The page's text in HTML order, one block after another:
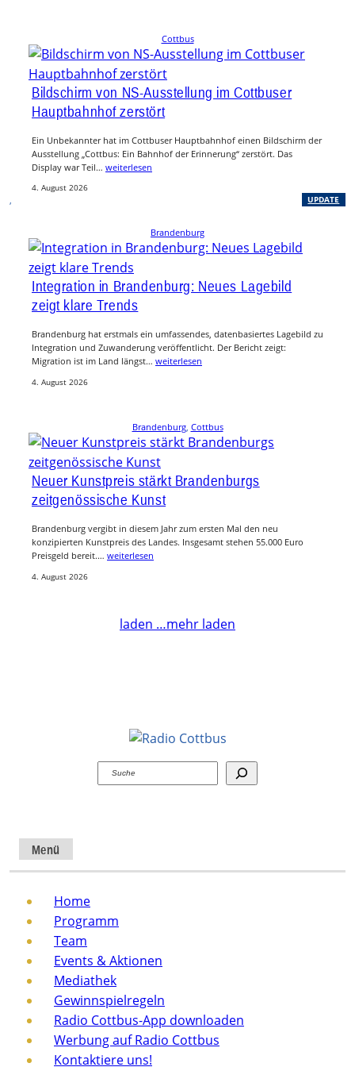
Cottbus
, UPDATE
Bildschirm von NS-Ausstellung im Cottbuser
Hauptbahnhof zerstört
Ein Unbekannter hat im Cottbuser Hauptbahnhof einen Bildschirm der
Ausstellung „Cottbus: Ein Bahnhof der Erinnerung“ zerstört. Das
Display war Teil… weiterlesen
4. August 2026
Brandenburg
Integration in Brandenburg: Neues Lagebild
zeigt klare Trends
Brandenburg hat erstmals ein umfassendes, datenbasiertes Lagebild zu
Integration und Zuwanderung veröffentlicht. Der Bericht zeigt:
Migration ist im Land längst… weiterlesen
4. August 2026
Brandenburg, Cottbus
Neuer Kunstpreis stärkt Brandenburgs
zeitgenössische Kunst
Brandenburg vergibt in diesem Jahr zum ersten Mal den neu
konzipierten Kunstpreis des Landes. Insgesamt stehen 55.000 Euro
Preisgeld bereit.… weiterlesen
4. August 2026
laden …mehr laden
Suchen
Menü
Home
Programm
Team
Events & Aktionen
Mediathek
Gewinnspielregeln
Radio Cottbus-App downloaden
Werbung auf Radio Cottbus
Kontaktiere uns!